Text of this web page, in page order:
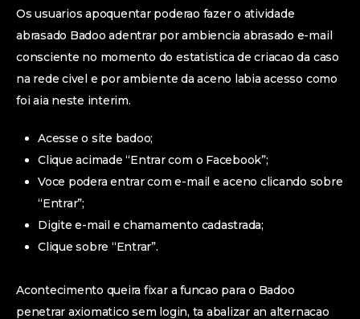
Os usuarios apoquentar poderao fazer o atividade
abrasado Badoo adentrar por ambiencia abrasado e-mail
consciente no momento do estatistica de criacao da caso
na rede civel e por ambiente da aceno labia acesso como
foi aia neste interim.
Acesse o site badoo;
Clique acimade “Entrar com o Facebook”;
Voce podera entrar com e-mail e aceno clicando sobre
“Entrar”;
Digite e-mail e chamamento cadastrada;
Clique sobre “Entrar”.
Acontecimento queira fixar a funcao para o Badoo
penetrar axiomatico sem login, ta abalizar an alternacao